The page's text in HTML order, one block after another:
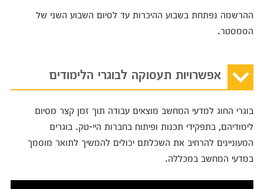
ההרשמה נפתחת בשבוע ההיכרות עד לסיום השבוע השני של
הסמסטר.
אפשרויות תעסוקה לבוגרי הלימודים
בוגרי החוג למדעי המחשב מוצאים עבודה תוך זמן קצר מסיום
לימודיהם, בתפקידי תכנות ופיתוח בחברות היי-טק. בוגרים
המעוניינים להרחיב את השכלתם יכולים להמשיך לתואר מוסמך
במדעי המחשב במכללה.